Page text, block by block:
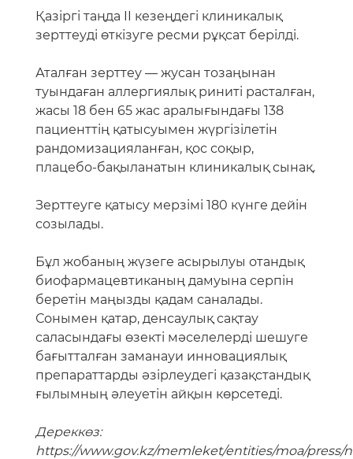
Қазіргі таңда II кезеңдегі клиникалық
зерттеуді өткізуге ресми рұқсат берілді.
Аталған зерттеу — жусан тозаңынан
туындаған аллергиялық риниті расталған,
жасы 18 бен 65 жас аралығындағы 138
пациенттің қатысуымен жүргізілетін
рандомизацияланған, қос соқыр,
плацебо-бақыланатын клиникалық сынақ.
Зерттеуге қатысу мерзімі 180 күнге дейін
созылады.
Бұл жобаның жүзеге асырылуы отандық
биофармацевтиканың дамуына серпін
беретін маңызды қадам саналады.
Сонымен қатар, денсаулық сақтау
саласындағы өзекті мәселелерді шешуге
бағытталған заманауи инновациялық
препараттарды әзірлеудегі қазақстандық
ғылымның әлеуетін айқын көрсетеді.
Дереккөз:
https://www.gov.kz/memleket/entities/moa/press/